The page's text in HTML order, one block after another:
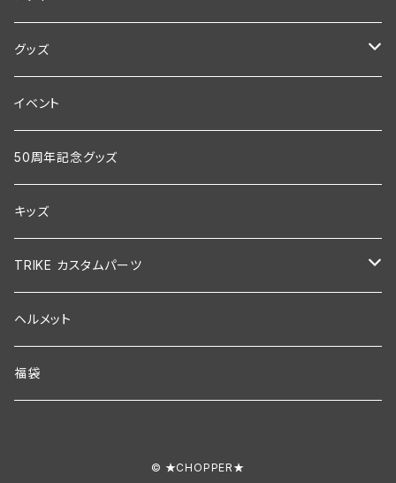
ポロシャツ
半袖
ツナギ
ジャンパー
長袖
セットアップ
パーカー
セットアップ
レディジョーカー
グッズ
CD
本
雑貨
ステッカー
ワッペン
タオル
イベント
50周年記念グッズ
キッズ
TRIKE カスタムパーツ
ステッカー
ヘルメット
ヘルメット
福袋
© ★CHOPPER★